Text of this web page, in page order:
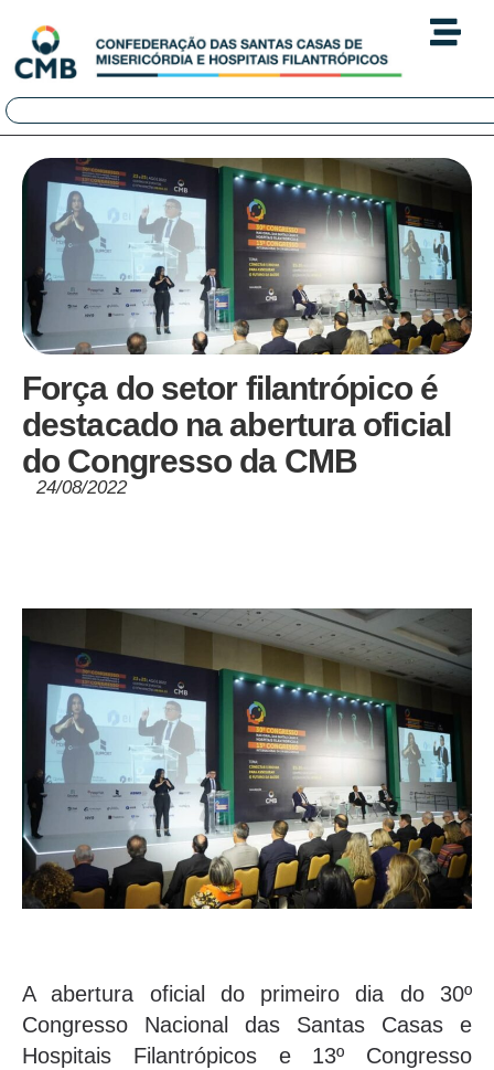
Força do setor filantrópico é
destacado na abertura oficial
do Congresso da CMB
24/08/2022
A abertura oficial do primeiro dia do 30º
Congresso Nacional das Santas Casas e
Hospitais Filantrópicos e 13º Congresso